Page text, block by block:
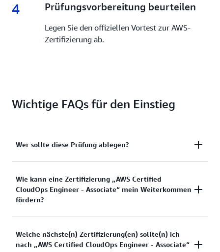
4 4.
Prüfungsvorbereitung beurteilen
Legen Sie den offiziellen Vortest zur AWS-
Zertifizierung ab.
Wichtige FAQs für den Einstieg
Wer sollte diese Prüfung ablegen?
Kandidaten für diese Zertifizierung sollten
idealerweise ein Jahr Erfahrung in den Bereichen
Bereitstellung, Verwaltung, Netzwerke und
Sicherheit in AWS haben. Diese Zertifizierung ist für
Betrieb arbeiten, ein idealer Ausgangspunkt für
weitere AWS-Zertifizierungen.
Wie kann eine Zertifizierung „AWS Certified
CloudOps Engineer - Associate“ mein Weiterkommen
fördern?
Personen, die diese branchenweit anerkannte
Zertifizierung erworben haben, berichten, dass sie
Welche nächste(n) Zertifizierung(en) sollte(n) ich
nach „AWS Certified CloudOps Engineer - Associate“